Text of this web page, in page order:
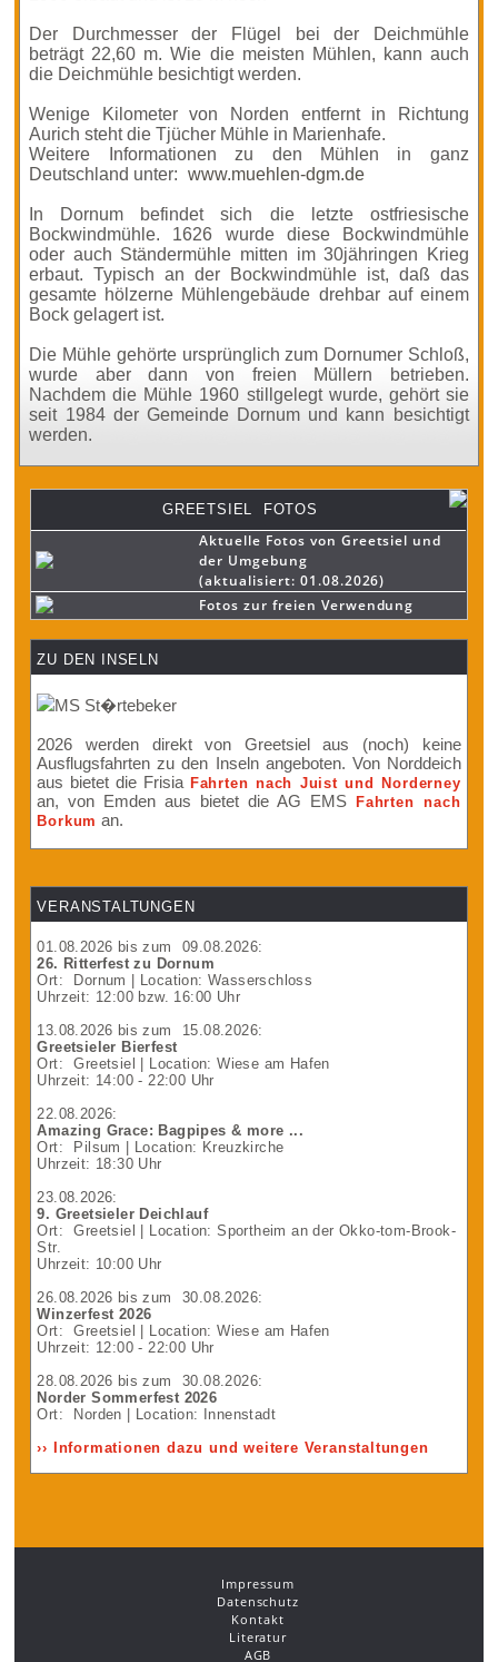
Der Durchmesser der Flügel bei der Deichmühle
beträgt 22,60 m. Wie die meisten Mühlen, kann auch
die Deichmühle besichtigt werden.
Wenige Kilometer von Norden entfernt in Richtung
Aurich steht die Tjücher Mühle in Marienhafe.
Weitere Informationen zu den Mühlen in ganz
Deutschland unter:
www.muehlen-dgm.de
In Dornum befindet sich die letzte ostfriesische
Bockwindmühle. 1626 wurde diese Bockwindmühle
oder auch Ständermühle mitten im 30jähringen Krieg
erbaut. Typisch an der Bockwindmühle ist, daß das
gesamte hölzerne Mühlengebäude drehbar auf einem
Bock gelagert ist.
Die Mühle gehörte ursprünglich zum Dornumer Schloß,
wurde aber dann von freien Müllern betrieben.
Nachdem die Mühle 1960 stillgelegt wurde, gehört sie
seit 1984 der Gemeinde Dornum und kann besichtigt
werden.
GREETSIEL FOTOS
Aktuelle Fotos von Greetsiel und
der Umgebung
(aktualisiert: 01.08.2026)
Fotos zur freien Verwendung
ZU DEN INSELN
2026 werden direkt von Greetsiel aus (noch) keine
Ausflugsfahrten zu den Inseln angeboten. Von Norddeich
aus bietet die Frisia Fahrten nach Juist und Norderney
an, von Emden aus bietet die AG EMSFahrten nach
Borkum an.
VERANSTALTUNGEN
01.08.2026 bis zum 09.08.2026:
26. Ritterfest zu Dornum
Ort:
Dornum
| Location: Wasserschloss
Uhrzeit: 12:00 bzw. 16:00 Uhr
13.08.2026 bis zum 15.08.2026:
Greetsieler Bierfest
Ort:
Greetsiel
| Location: Wiese am Hafen
Uhrzeit: 14:00 - 22:00 Uhr
22.08.2026:
Amazing Grace: Bagpipes & more ...
Ort:
Pilsum
| Location: Kreuzkirche
Uhrzeit: 18:30 Uhr
23.08.2026:
9. Greetsieler Deichlauf
Ort:
Greetsiel
| Location: Sportheim an der Okko-tom-Brook-
Str.
Uhrzeit: 10:00 Uhr
26.08.2026 bis zum 30.08.2026:
Winzerfest 2026
Ort:
Greetsiel
| Location: Wiese am Hafen
Uhrzeit: 12:00 - 22:00 Uhr
28.08.2026 bis zum 30.08.2026:
Norder Sommerfest 2026
Ort:
Norden | Location: Innenstadt
›› Informationen dazu und weitere Veranstaltungen
Impressum
Datenschutz
Kontakt
Literatur
AGB